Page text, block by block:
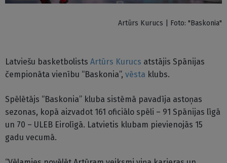
Artūrs Kurucs | Foto: "Baskonia"
Latviešu basketbolists Artūrs Kurucs atstājis Spānijas
čempionāta vienību “Baskonia”, vēsta klubs.
Spēlētājs “Baskonia” kluba sistēmā pavadīja astoņas
sezonas, kopā aizvadot 161 oficiālo spēli – 91 Spānijas līgā
un 70 – ULEB Eirolīgā. Latvietis klubam pievienojās 15
gadu vecumā.